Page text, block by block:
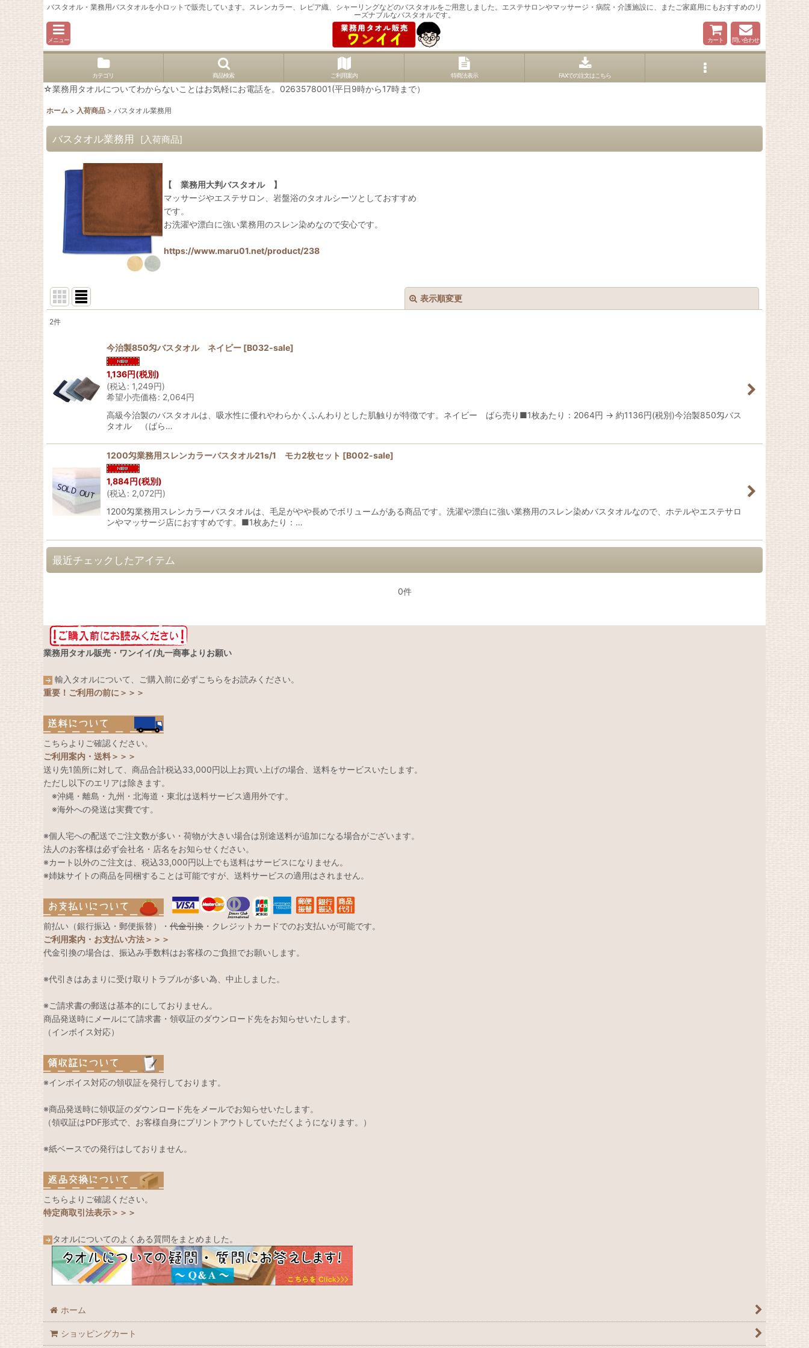
バスタオル・業務用バスタオルを小ロットで販売しています。スレンカラー、レピア織、シャーリングなどのバスタオルをご用意しました。エステサロンやマッサージ・病院・介護施設に、またご家庭用にもおすすめのリ
ーズナブルなバスタオルです。
メニュー カート 問い合わせ
カテゴリ 商品検索 ご利用案内 特商法表示 FAXでの注文はこちら
☆業務用タオルについてわからないことはお気軽にお電話を。0263578001(平日9時から17時まで）
ホーム > 入荷商品 > バスタオル業務用
バスタオル業務用 [入荷商品]
【 業務用大判バスタオル 】
マッサージやエステサロン、岩盤浴のタオルシーツとしておすすめ
です。
お洗濯や漂白に強い業務用のスレン染めなので安心です。
https://www.maru01.net/product/238
表示順変更
2件
今治製850匁バスタオル ネイビー [B032-sale]
1,136円(税別)
(税込: 1,249円)
希望小売価格: 2,064円
高級今治製のバスタオルは、吸水性に優れやわらかくふんわりとした肌触りが特徴です。ネイビー ばら売り■1枚あたり：2064円 → 約1136円(税別)今治製850匁バス
タオル （ばら…
1200匁業務用スレンカラーバスタオル21s/1 モカ2枚セット [B002-sale]
1,884円(税別)
(税込: 2,072円)
1200匁業務用スレンカラーバスタオルは、毛足がやや長めでボリュームがある商品です。洗濯や漂白に強い業務用のスレン染めバスタオルなので、ホテルやエステサロ
ンやマッサージ店におすすめです。■1枚あたり：…
最近チェックしたアイテム
0件
業務用タオル販売・ワンイイ/丸一商事よりお願い
輸入タオルについて、ご購入前に必ずこちらをお読みください。
重要！ご利用の前に＞＞＞
こちらよりご確認ください。
ご利用案内・送料＞＞＞
送り先1箇所に対して、商品合計税込33,000円以上お買い上げの場合、送料をサービスいたします。
ただし以下のエリアは除きます。
※沖縄・離島・九州・北海道・東北は送料サービス適用外です。
※海外への発送は実費です。
※個人宅への配送でご注文数が多い・荷物が大きい場合は別途送料が追加になる場合がございます。
法人のお客様は必ず会社名・店名をお知らせください。
※カート以外のご注文は、税込33,000円以上でも送料はサービスになりません。
※姉妹サイトの商品を同梱することは可能ですが、送料サービスの適用はされません。
前払い（銀行振込・郵便振替）・ 代金引換 ・クレジットカードでのお支払いが可能です。
ご利用案内・お支払い方法＞＞＞
代金引換の場合は、振込み手数料はお客様のご負担でお願いします。
※代引きはあまりに受け取りトラブルが多い為、中止しました。
※ご請求書の郵送は基本的にしておりません。
商品発送時にメールにて請求書・領収証のダウンロード先をお知らせいたします。
（インボイス対応）
※インボイス対応の領収証を発行しております。
※商品発送時に領収証のダウンロード先をメールでお知らせいたします。
（領収証はPDF形式で、お客様自身にプリントアウトしていただくようになります。）
※紙ベースでの発行はしておりません。
こちらよりご確認ください。
特定商取引法表示＞＞＞
タオルについてのよくある質問をまとめました。
ホーム
ショッピングカート